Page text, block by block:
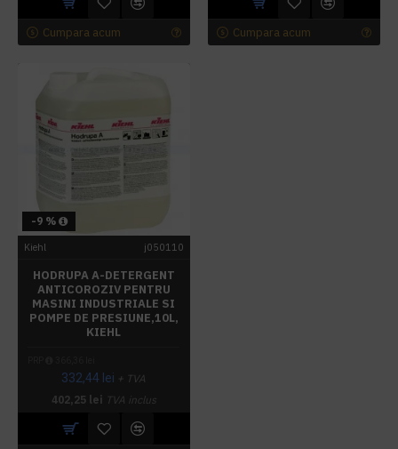
Cumpara acum Cumpara acum
-9 %
Kiehl j050110
HODRUPA A-DETERGENT
ANTICOROZIV PENTRU
MASINI INDUSTRIALE SI
POMPE DE PRESIUNE,10L,
KIEHL
332,44 lei + TVA
402,25 lei TVA inclus